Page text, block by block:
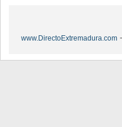
www.DirectoExtremadura.com -